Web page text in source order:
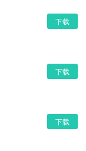
下载
下载
下载